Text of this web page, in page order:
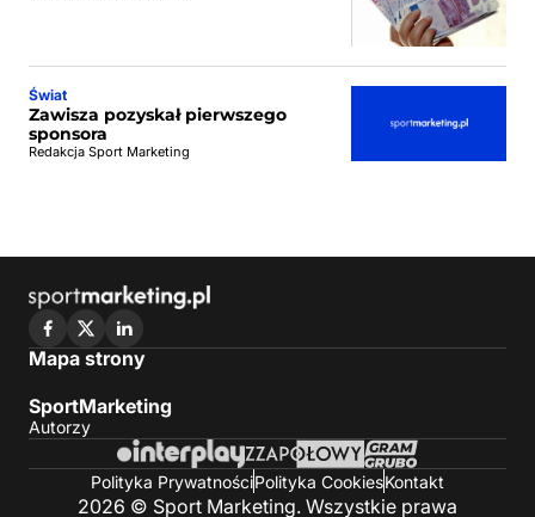
Świat
Zawisza pozyskał pierwszego
sponsora
Redakcja Sport Marketing
Mapa strony
SportMarketing
Autorzy
Polityka PrywatnościPolityka CookiesKontakt
2026 © Sport Marketing. Wszystkie prawa